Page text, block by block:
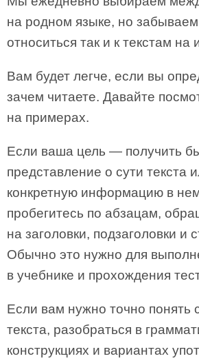
на родном языке, но
относиться так и к текстам на
Вам будет легче, если вы
зачем читаете. Давайте
на примерах.
Если ваша цель — получить
представление о сути текста
конкретную информацию в
пробегитесь по абзацам,
на заголовки, подзаголовки и
Обычно это нужно для
в учебнике и прохождения
Если вам нужно точно понять
текста, разобраться в
конструкциях и вариантах